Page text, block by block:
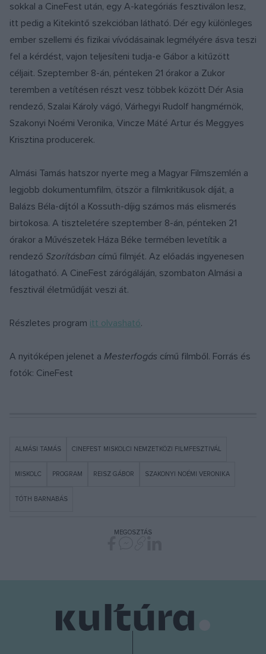
sokkal a CineFest után, egy A-kategóriás fesztiválon lesz,
itt pedig a Kitekintő szekcióban látható. Dér egy különleges
ember szellemi és fizikai vívódásainak legmélyére ásva teszi
fel a kérdést, vajon teljesíteni tudja-e Gábor a kitűzött
céljait. Szeptember 8-án, pénteken 21 órakor a Zukor
teremben a vetítésen részt vesz többek között Dér Asia
rendező, Szalai Károly vágó, Várhegyi Rudolf hangmérnök,
Szakonyi Noémi Veronika, Vincze Máté Artur és Meggyes
Krisztina producerek.
Almási Tamás hatszor nyerte meg a Magyar Filmszemlén a
legjobb dokumentumfilm, ötször a filmkritikusok díját, a
Balázs Béla-díjtól a Kossuth-díjig számos más elismerés
birtokosa. A tiszteletére szeptember 8-án, pénteken 21
órakor a Művészetek Háza Béke termében levetítik a
rendező Szorításban című filmjét. Az előadás ingyenesen
látogatható. A CineFest zárógáláján, szombaton Almási a
fesztivál életműdíját veszi át.
Részletes program itt olvasható.
A nyitóképen jelenet a Mesterfogás című filmből. Forrás és
fotók: CineFest
ALMÁSI TAMÁS CINEFEST MISKOLCI NEMZETKÖZI FILMFESZTIVÁL
MISKOLC PROGRAM REISZ GÁBOR SZAKONYI NOÉMI VERONIKA
TÓTH BARNABÁS
MEGOSZTÁS